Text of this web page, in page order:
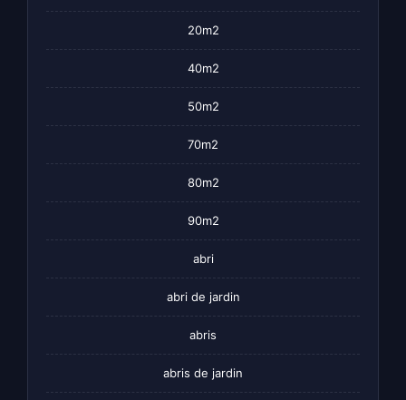
20m2
40m2
50m2
70m2
80m2
90m2
abri
abri de jardin
abris
abris de jardin